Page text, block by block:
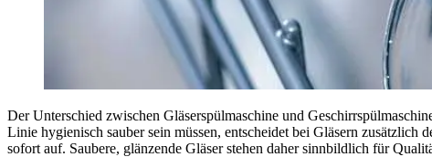
Der Unterschied zwischen Gläserspülmaschine und
Linie hygienisch sauber sein müssen, entscheidet bei Gläsern
sofort auf. Saubere, glänzende Gläser stehen daher sinnbildlich für